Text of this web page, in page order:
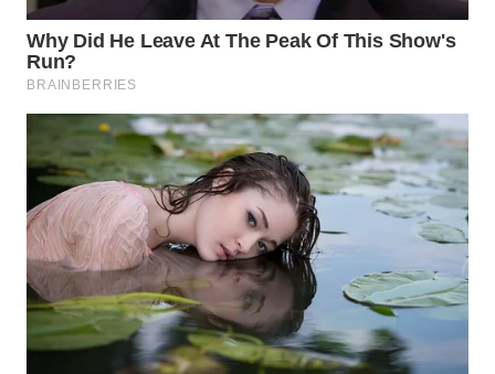
MALUKU
WN
WN
DAIRI
WN
DANAU
TOBA
WN